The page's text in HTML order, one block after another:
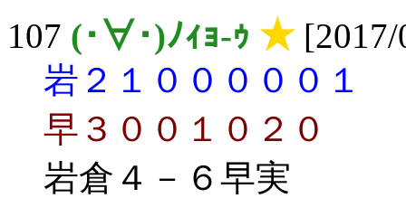
107 (･∀･)ﾉｨｮ-ｩ ★[2017/
岩２１０００００１
早３００１０２０
岩倉４－６早実